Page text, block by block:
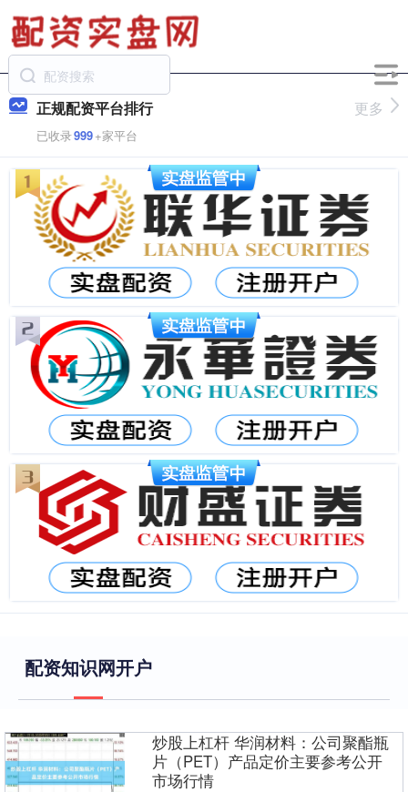
正规配资平台排行
已收录999+家平台
更多
配资知识网开户
炒股上杠杆 华润材料：公司聚酯瓶
片（PET）产品定价主要参考公开
市场行情